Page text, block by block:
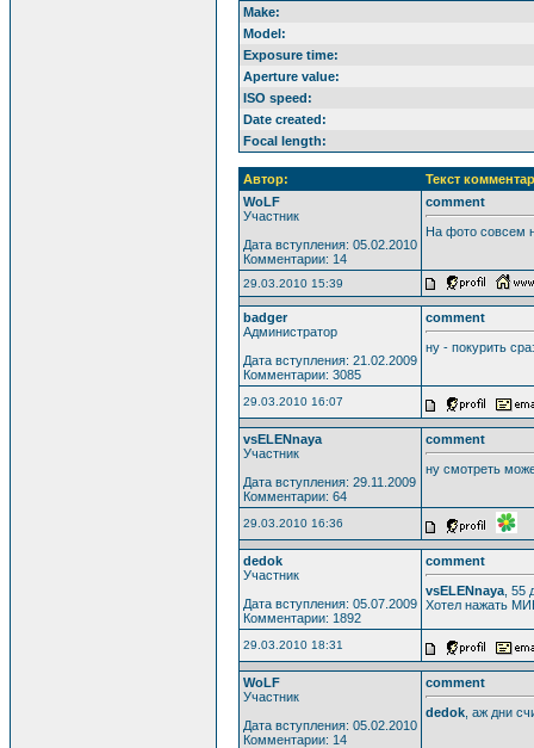
Make:
Model:
Exposure time:
Aperture value:
ISO speed:
Date created:
Focal length:
Автор:
Текст
WoLF
Участник
Дата вступления: 05.02.2010
Комментарии: 14
comment
На фото совсем
29.03.2010 15:39
badger
Администратор
Дата вступления: 21.02.2009
Комментарии: 3085
comment
ну - покурить
29.03.2010 16:07
vsELENnaya
Участник
Дата вступления: 29.11.2009
Комментарии: 64
comment
ну смотреть
29.03.2010 16:36
dedok
Участник
Дата вступления: 05.07.2009
Комментарии: 1892
comment
vsELENnaya ,
Хотел нажать
29.03.2010 18:31
WoLF
Участник
Дата вступления: 05.02.2010
Комментарии: 14
comment
dedok , аж дни